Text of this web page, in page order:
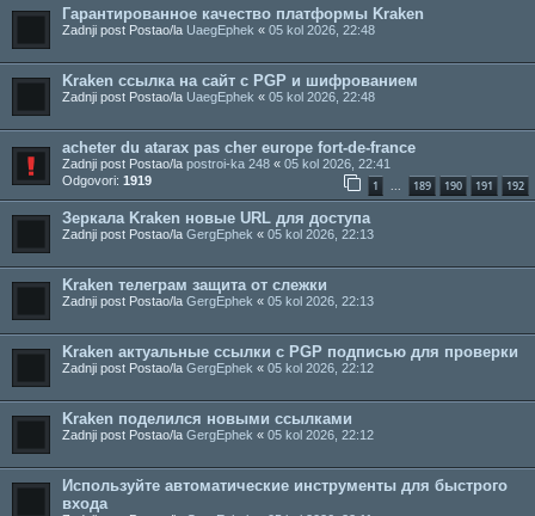
Гарантированное качество платформы Kraken
Zadnji post Postao/la UaegEphek « 05 kol 2026, 22:48
Kraken ссылка на сайт с PGP и шифрованием
Zadnji post Postao/la UaegEphek « 05 kol 2026, 22:48
acheter du atarax pas cher europe fort-de-france
Zadnji post Postao/la postroi-ka 248 « 05 kol 2026, 22:41
Odgovori: 1919 1 ... 189 190 191 192
Зеркала Kraken новые URL для доступа
Zadnji post Postao/la GergEphek « 05 kol 2026, 22:13
Kraken телеграм защита от слежки
Zadnji post Postao/la GergEphek « 05 kol 2026, 22:13
Kraken актуальные ссылки с PGP подписью для проверки
Zadnji post Postao/la GergEphek « 05 kol 2026, 22:12
Kraken поделился новыми ссылками
Zadnji post Postao/la GergEphek « 05 kol 2026, 22:12
Используйте автоматические инструменты для быстрого
входа